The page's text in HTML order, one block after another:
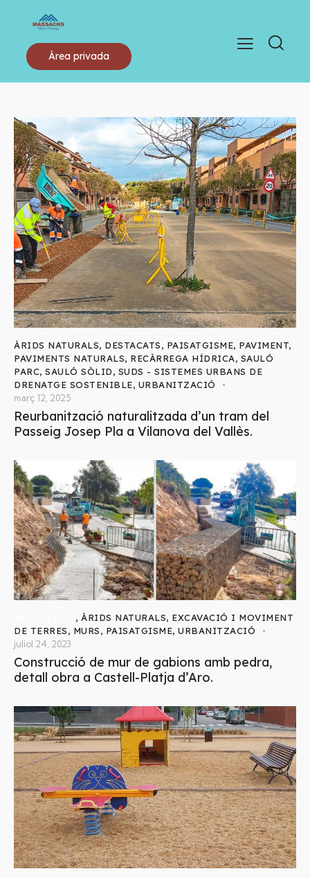
Àrea privada
ÀRIDS NATURALS, DESTACATS, PAISATGISME, PAVIMENT,
PAVIMENTS NATURALS, RECÀRREGA HÍDRICA, SAULÓ
PARC, SAULÓ SÒLID, SUDS - SISTEMES URBANS DE
DRENATGE SOSTENIBLE, URBANITZACIÓ
març 12, 2025
Reurbanització naturalitzada d’un tram del
Passeig Josep Pla a Vilanova del Vallès.
, ÀRIDS NATURALS, EXCAVACIÓ I MOVIMENT
DE TERRES, MURS, PAISATGISME, URBANITZACIÓ
juliol 24, 2023
Construcció de mur de gabions amb pedra,
detall obra a Castell-Platja d’Aro.